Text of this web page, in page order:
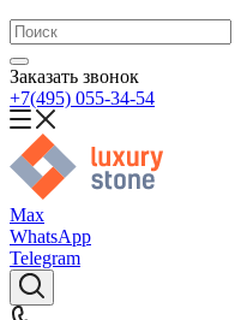
Заказать звонок
+7(495) 055-34-54
Max
WhatsApp
Telegram